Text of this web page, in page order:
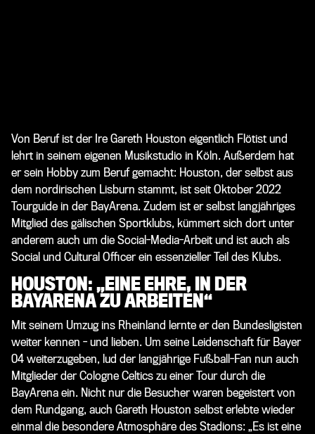
Von Beruf ist der Ire Gareth Houston eigentlich Flötist und
lehrt in seinem eigenen Musikstudio in Köln. Außerdem hat
er sein Hobby zum Beruf gemacht: Houston, der selbst aus
dem nordirischen Lisburn stammt, ist seit Oktober 2022
Tourguide in der BayArena. Zudem ist er selbst langjähriges
Mitglied des gälischen Sportklubs, kümmert sich dort unter
anderem auch um die Social-Media-Arbeit und ist auch als
Social und Cultural Officer ein essenzieller Teil des Klubs.
HOUSTON: „EINE EHRE, IN DER
BAYARENA ZU ARBEITEN“
Mit seinem Umzug ins Rheinland lernte er den Bundesligisten
weiter kennen - und lieben. Um seine Leidenschaft für Bayer
04 weiterzugeben, lud der langjährige Fußball-Fan nun auch
Mitglieder der Cologne Celtics zu einer Tour durch die
BayArena ein. Nicht nur die Besucher waren begeistert von
dem Rundgang, auch Gareth Houston selbst erlebte wieder
einmal die besondere Atmosphäre des Stadions: „Es ist eine